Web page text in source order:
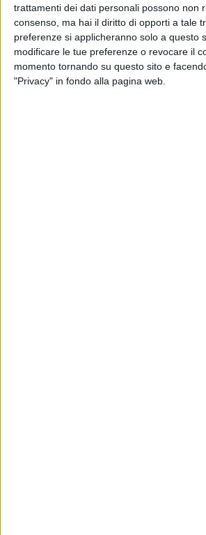
trattamenti dei dati personali possono non
consenso, ma hai il diritto di opporti a tale
preferenze si applicheranno solo a questo
modificare le tue preferenze o revocare il
momento tornando su questo sito e
"Privacy" in fondo alla pagina web.